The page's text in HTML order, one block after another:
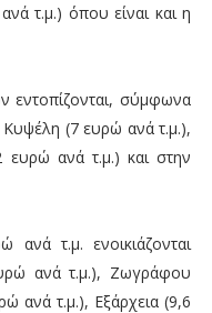
τ.μ.) όπου είναι και η
εντοπίζονται, σύμφωνα
Κυψέλη (7 ευρώ ανά τ.μ.),
ανά τ.μ.) και στην
τ.μ. ενοικιάζονται
ανά τ.μ.), Ζωγράφου
ανά τ.μ.), Εξάρχεια (9,6